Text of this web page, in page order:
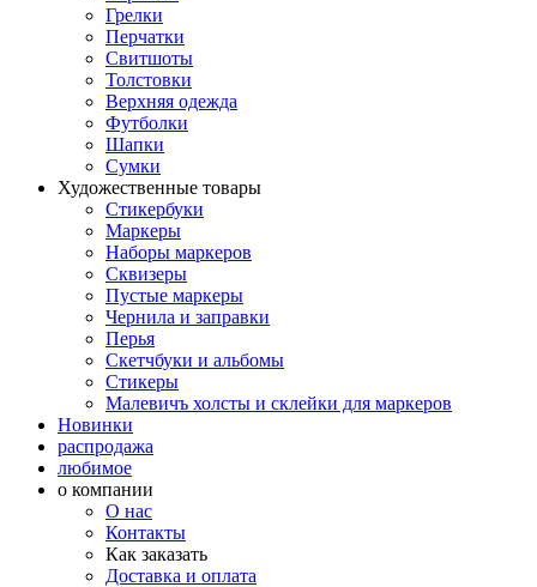
Грелки
Перчатки
Свитшоты
Толстовки
Верхняя одежда
Футболки
Шапки
Сумки
Художественные товары
Стикербуки
Маркеры
Наборы маркеров
Сквизеры
Пустые маркеры
Чернила и заправки
Перья
Скетчбуки и альбомы
Стикеры
Малевичъ холсты и склейки для маркеров
Новинки
распродажа
любимое
о компании
О нас
Контакты
Как заказать
Доставка и оплата